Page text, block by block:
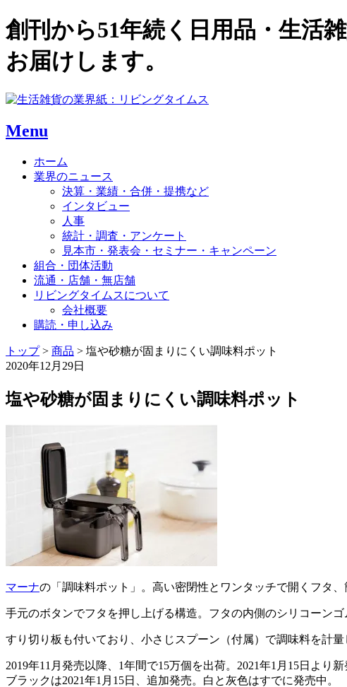
創刊から51年続く日用品・生活
お届けします。
Menu
ホーム
業界のニュース
決算・業績・合併・提携など
インタビュー
人事
統計・調査・アンケート
見本市・発表会・セミナー・キャンペーン
組合・団体活動
流通・店舗・無店舗
リビングタイムスについて
会社概要
購読・申し込み
トップ> 商品 > 塩や砂糖が固まりにくい調味料ポット
2020年12月29日
塩や砂糖が固まりにくい調味料ポット
マーナの「調味料ポット」。高い密閉性とワンタッチで開くフタ
手元のボタンでフタを押し上げる構造。フタの内側のシリコーン
すり切り板も付いており、小さじスプーン（付属）で調味料を計量
2019年11月発売以降、1年間で15万個を出荷。2021年1月15日より新
ブラックは2021年1月15日、追加発売。白と灰色はすでに発売中。